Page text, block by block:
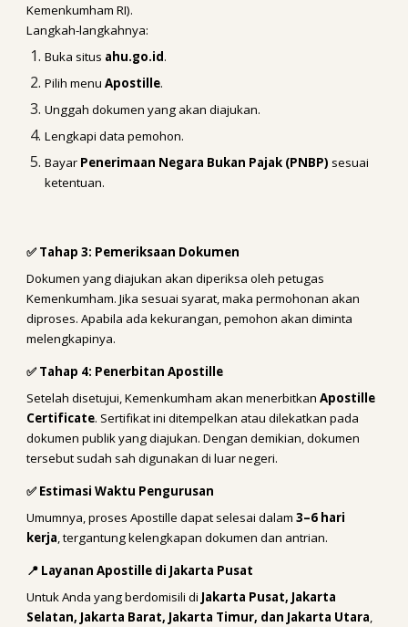
Kemenkumham RI).
Langkah-langkahnya:
Buka situs ahu.go.id.
Pilih menuApostille.
Unggah dokumen yang akan diajukan.
Lengkapi data pemohon.
Bayar Penerimaan Negara Bukan Pajak (PNBP) sesuai
ketentuan.
✅ Tahap 3: Pemeriksaan Dokumen
Dokumen yang diajukan akan diperiksa oleh petugas
Kemenkumham. Jika sesuai syarat, maka permohonan akan
diproses. Apabila ada kekurangan, pemohon akan diminta
melengkapinya.
✅ Tahap 4: Penerbitan Apostille
Setelah disetujui, Kemenkumham akan menerbitkanApostille
Certificate. Sertifikat ini ditempelkan atau dilekatkan pada
dokumen publik yang diajukan. Dengan demikian, dokumen
tersebut sudah sah digunakan di luar negeri.
✅ Estimasi Waktu Pengurusan
Umumnya, proses Apostille dapat selesai dalam3–6 hari
kerja, tergantung kelengkapan dokumen dan antrian.
📍 Layanan Apostille di Jakarta Pusat
Untuk Anda yang berdomisili di Jakarta Pusat, Jakarta
Selatan, Jakarta Barat, Jakarta Timur, dan Jakarta Utara,